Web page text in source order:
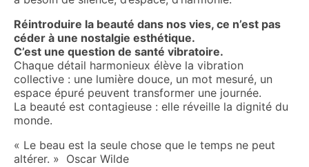
Réintroduire la beauté dans nos vies, ce n’est pas
céder à une nostalgie esthétique.
C’est une question de santé vibratoire.
Chaque détail harmonieux élève la vibration
collective : une lumière douce, un mot mesuré, un
espace épuré peuvent transformer une journée.
La beauté est contagieuse : elle réveille la dignité du
monde.
« Le beau est la seule chose que le temps ne peut
altérer. » Oscar Wilde